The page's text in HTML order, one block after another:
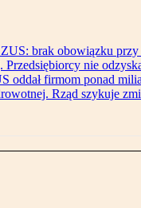
brak obowiązku
nie
oddał firmom ponad
Rząd szykuje